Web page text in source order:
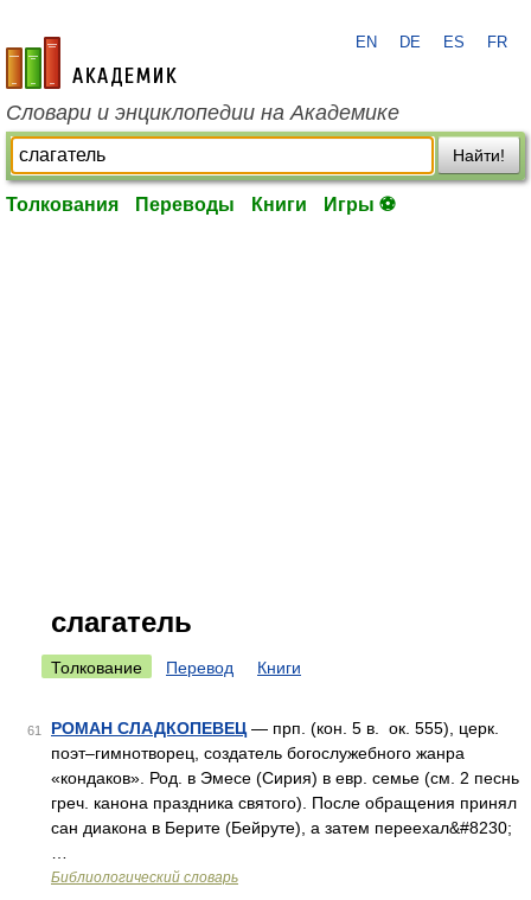
academic.ru
EN DE ES FR
Словари и энциклопедии на Академике
Найти!
Толкования Переводы Книги Игры ⚽
слагатель
Толкование Перевод Книги
61 РОМАН СЛАДКОПЕВЕЦ — прп. (кон. 5 в. ок. 555), церк.
поэт–гимнотворец, создатель богослужебного жанра
«кондаков». Род. в Эмесе (Сирия) в евр. семье (см. 2 песнь
греч. канона праздника святого). После обращения принял
сан диакона в Берите (Бейруте), а затем переехал&#8230;
Библиологический словарь